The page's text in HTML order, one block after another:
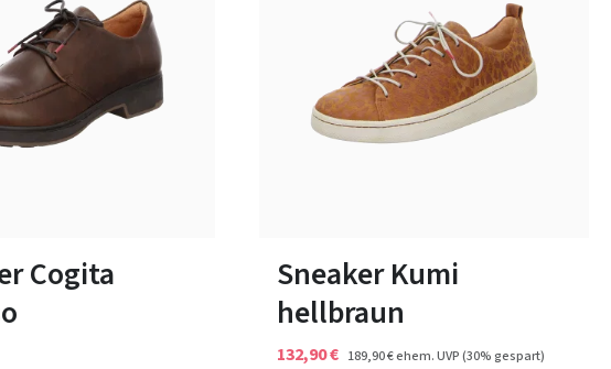
Cogita
Sneaker Kumi
hellbraun
132,90 € 189,90 €ehem. UVP(30% gespart)